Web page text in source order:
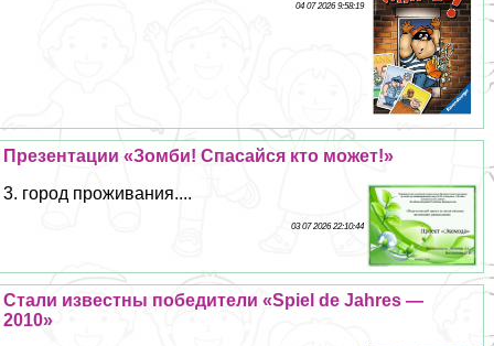
04 07 2026 9:58:19
Презентации «Зомби! Спасайся кто может!»
3. город проживания....
03 07 2026 22:10:44
Стали известны победители «Spiel de Jahres —
2010»